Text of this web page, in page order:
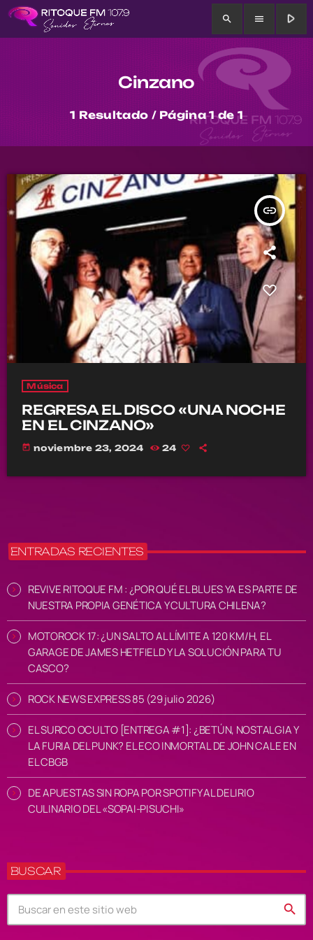
search menu play_arrow
Cinzano
1 Resultado / Página 1 de 1
insert_link
Música
REGRESA EL DISCO «UNA NOCHE
EN EL CINZANO»
today noviembre 23, 2024 24
ENTRADAS RECIENTES
REVIVE RITOQUE FM : ¿POR QUÉ EL BLUES YA ES PARTE DE
NUESTRA PROPIA GENÉTICA Y CULTURA CHILENA?
MOTOROCK 17: ¿UN SALTO AL LÍMITE A 120 KM/H, EL
GARAGE DE JAMES HETFIELD Y LA SOLUCIÓN PARA TU
CASCO?
ROCK NEWS EXPRESS 85 (29 julio 2026)
EL SURCO OCULTO [ENTREGA #1]: ¿BETÚN, NOSTALGIA Y
LA FURIA DEL PUNK? EL ECO INMORTAL DE JOHN CALE EN
EL CBGB
DE APUESTAS SIN ROPA POR SPOTIFY AL DELIRIO
CULINARIO DEL «SOPAI-PISUCHI»
BUSCAR
search